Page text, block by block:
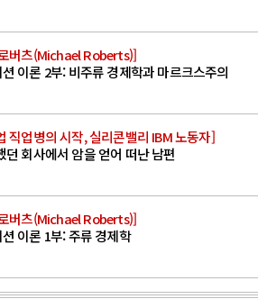
버츠(Michael Roberts)]
이론 2부: 비주류 경제학과 마르크스주의
직업병의 시작, 실리콘밸리 IBM 노동자]
회사에서 암을 얻어 떠난 남편
버츠(Michael Roberts)]
이론 1부: 주류 경제학